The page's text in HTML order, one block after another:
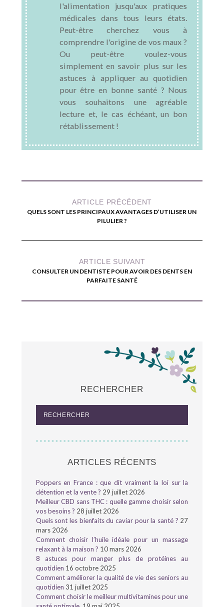
l'alimentation jusqu'aux pratiques
médicales dans tous leurs états.
Peut-être cherchez vous à
comprendre l'origine de vos maux ?
Ou peut-être voulez-vous
simplement en savoir plus sur les
astuces à appliquer au quotidien
pour être en bonne santé ? Nous
vous souhaitons une agréable
lecture et, le cas échéant, un bon
rétablissement !
ARTICLE PRÉCÉDENT
QUELS SONT LES PRINCIPAUX AVANTAGES D’UTILISER UN
PILULIER ?
ARTICLE SUIVANT
CONSULTER UN DENTISTE POUR AVOIR DES DENTS EN
PARFAITE SANTÉ
RECHERCHER
ARTICLES RÉCENTS
Poppers en France : que dit vraiment la loi sur la
détention et la vente ? 29 juillet 2026
Meilleur CBD sans THC : quelle gamme choisir selon
vos besoins ? 28 juillet 2026
Quels sont les bienfaits du caviar pour la santé ? 27
mars 2026
Comment choisir l’huile idéale pour un massage
relaxant à la maison ? 10 mars 2026
8 astuces pour manger plus de protéines au
quotidien 16 octobre 2025
Comment améliorer la qualité de vie des seniors au
quotidien 31 juillet 2025
Comment choisir le meilleur multivitamines pour une